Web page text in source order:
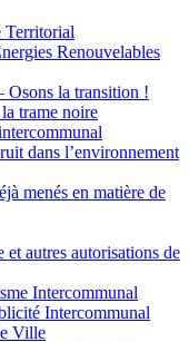
Territorial
Renouvelables
Osons la transition !
trame noire
dans l’environnement
menés en matière de
autres autorisations de
Intercommunal
Intercommunal
Ville